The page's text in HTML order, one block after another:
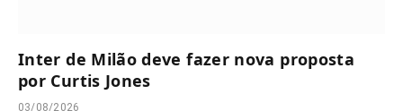
Inter de Milão deve fazer nova proposta
por Curtis Jones
03/08/2026